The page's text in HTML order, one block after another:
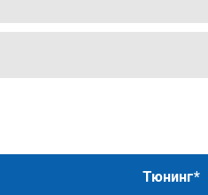
Тюнинг*